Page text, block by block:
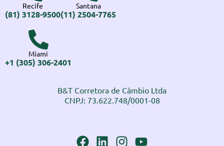
Recife
(81) 3128-9500
Santana
(11) 2504-7765
Miami
+1 (305) 306-2401
B&T Corretora de Câmbio Ltda
CNPJ: 73.622.748/0001-08